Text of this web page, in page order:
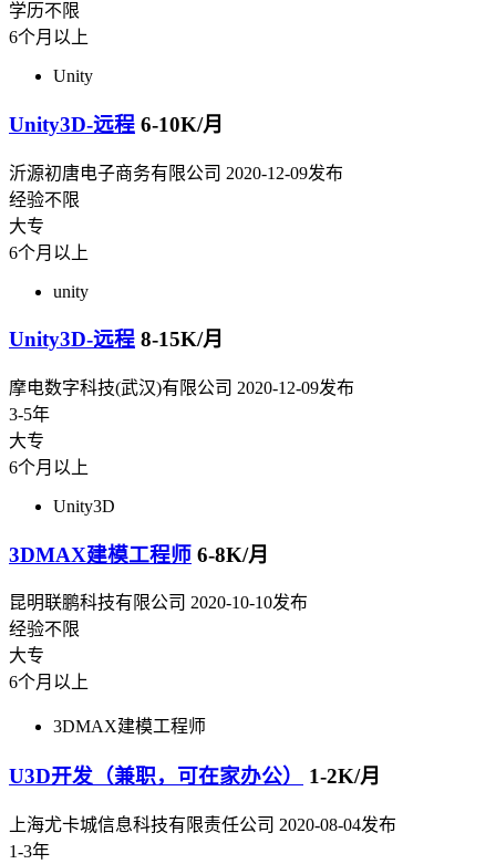
学历不限
6个月以上
Unity
Unity3D-远程 6-10K/月
沂源初唐电子商务有限公司 2020-12-09发布
经验不限
大专
6个月以上
unity
Unity3D-远程 8-15K/月
摩电数字科技(武汉)有限公司 2020-12-09发布
3-5年
大专
6个月以上
Unity3D
3DMAX建模工程师 6-8K/月
昆明联鹏科技有限公司 2020-10-10发布
经验不限
大专
6个月以上
3DMAX建模工程师
U3D开发（兼职，可在家办公） 1-2K/月
上海尤卡城信息科技有限责任公司 2020-08-04发布
1-3年